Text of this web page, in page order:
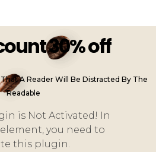
30% off
A Reader Will Be Distracted By The
Readable
is Not Activated! In
you need to
this plugin.